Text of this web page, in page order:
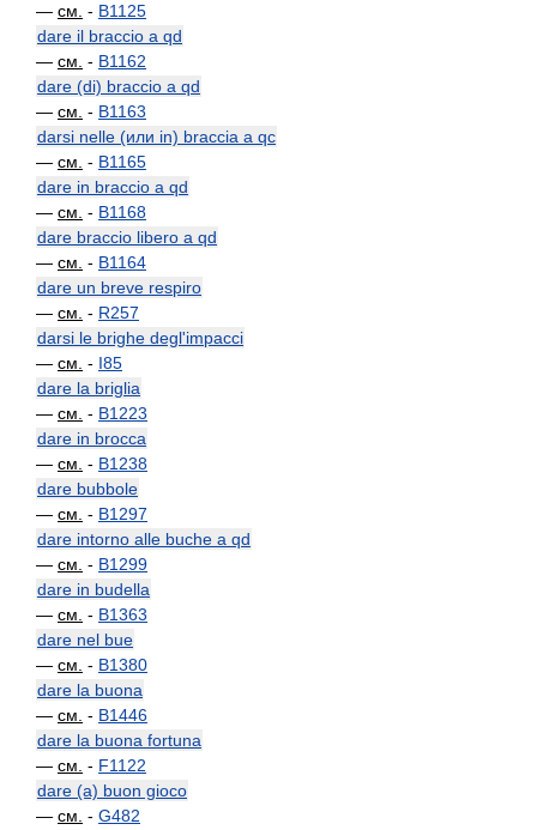
— см. - B1125
dare il braccio a qd
— см. - B1162
dare (di) braccio a qd
— см. - B1163
darsi nelle (или in) braccia a qc
— см. - B1165
dare in braccio a qd
— см. - B1168
dare braccio libero a qd
— см. - B1164
dare un breve respiro
— см. - R257
darsi le brighe degl'impacci
— см. - I85
dare la briglia
— см. - B1223
dare in brocca
— см. - B1238
dare bubbole
— см. - B1297
dare intorno alle buche a qd
— см. - B1299
dare in budella
— см. - B1363
dare nel bue
— см. - B1380
dare la buona
— см. - B1446
dare la buona fortuna
— см. - F1122
dare (a) buon gioco
— см. - G482